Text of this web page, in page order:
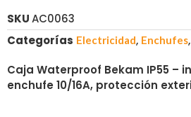
SKUAC0063
Categorías Electricidad, Enchufes,
Caja Waterproof Bekam IP55 –
enchufe 10/16A, protección